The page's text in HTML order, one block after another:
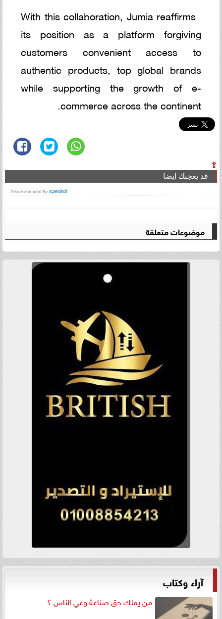
With this collaboration, Jumia reaffirms
its position as a platform forgiving
customers convenient access to
authentic products, top global brands
while supporting the growth of e-
commerce across the continent.
⇧
قد يعجبك ايضا
موضوعات متعلقة
آراء وكتاب
من يملك حق صناعة وعي الناس ؟